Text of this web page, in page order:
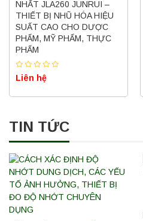
NHẤT JLA260 JUNRUI –
THIẾT BỊ NHŨ HÓA HIỆU
SUẤT CAO CHO DƯỢC
PHẨM, MỸ PHẨM, THỰC
PHẨM
Liên hệ
TIN TỨC